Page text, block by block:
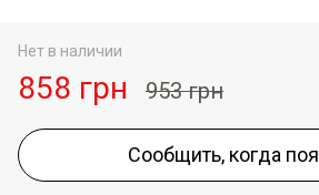
Нет в наличии
858 грн 953 грн
Сообщить, когда